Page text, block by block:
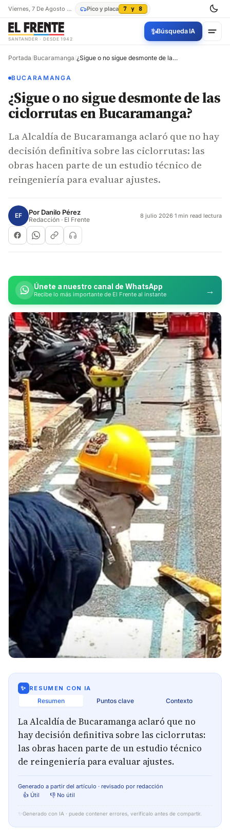
Viernes, 7 De Agosto De 2026 Pico y placa 7 y 8
SANTANDER · DESDE 1942
✨Búsqueda IA
Portada/Bucaramanga/ ¿Sigue o no sigue desmonte de las ciclorrutas en Bucaramanga?
BUCARAMANGA
¿Sigue o no sigue desmonte de las
ciclorrutas en Bucaramanga?
La Alcaldía de Bucaramanga aclaró que no hay
decisión definitiva sobre las ciclorrutas: las
obras hacen parte de un estudio técnico de
reingeniería para evaluar ajustes.
EF Por Danilo Pérez
Redacción · El Frente 8 julio 2026·1 min read lectura
Únete a nuestro canal de WhatsApp
Recibe lo más importante de El Frente al instante →
✨ RESUMEN CON IA
Resumen Puntos clave Contexto
La Alcaldía de Bucaramanga aclaró que no
hay decisión definitiva sobre las ciclorrutas:
las obras hacen parte de un estudio técnico
de reingeniería para evaluar ajustes.
Generado a partir del artículo · revisado por redacción
👍 Útil
👎 No útil
✨ Generado con IA · puede contener errores, verifícalo antes de compartir.